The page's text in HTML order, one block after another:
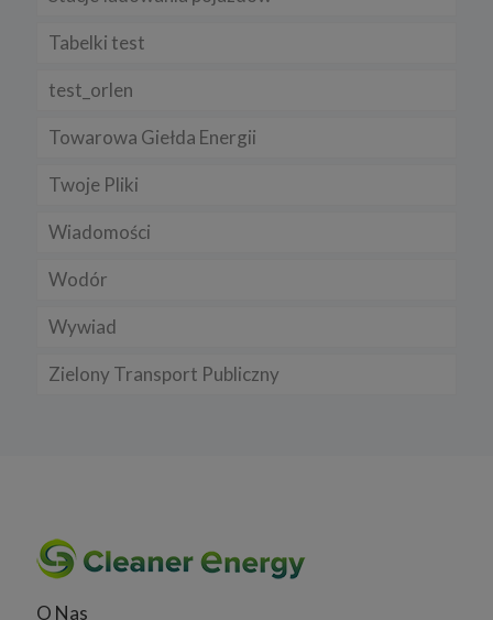
Tabelki test
test_orlen
Towarowa Giełda Energii
Twoje Pliki
Wiadomości
Wodór
Wywiad
Zielony Transport Publiczny
O Nas